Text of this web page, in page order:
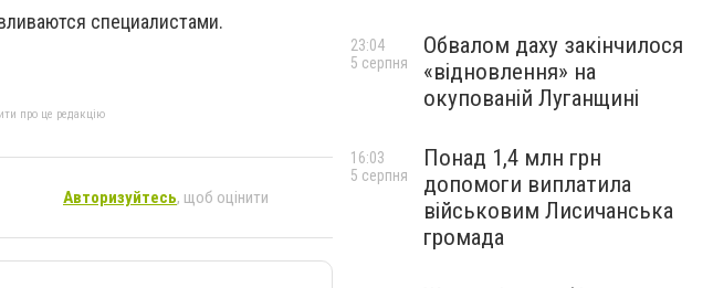
специалистами.
про це редакцію
Авторизуйтесь, щоб оцінити
Обвалом даху закінчилося
«відновлення» на
окупованій Луганщині
23:04
5 серпня
Понад 1,4 млн грн
допомоги виплатила
військовим Лисичанська
громада
16:03
5 серпня